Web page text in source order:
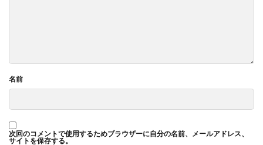
名前
次回のコメントで使用するためブラウザーに自分の名前、メールアドレス、
サイトを保存する。